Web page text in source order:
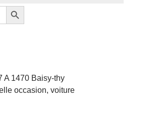
Search Button
A 1470 Baisy-thy
occasion, voiture